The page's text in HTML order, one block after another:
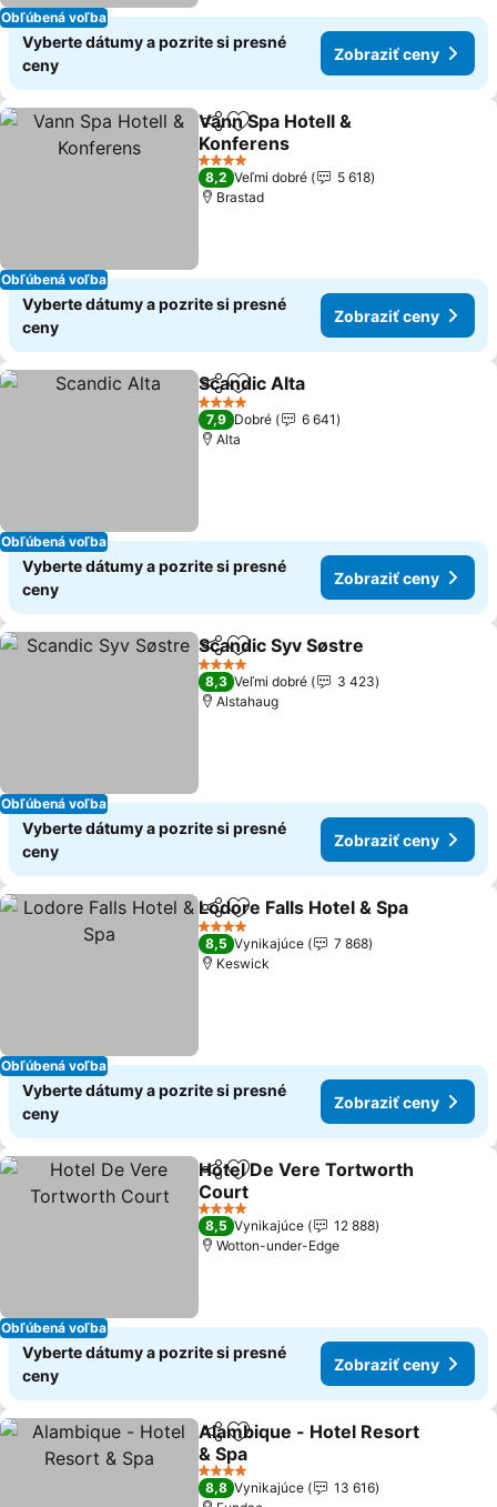
Obľúbená voľba
Vyberte dátumy a pozrite si presné
ceny
Zobraziť ceny
Obľúbená voľba
ZdieľaťPridať do obľúbených
Vann Spa Hotell &
Konferens
4 Počet hviezdičiek
8,2 Veľmi dobré
5 618
Brastad
Vyberte dátumy a pozrite si presné
ceny
Zobraziť ceny
Obľúbená voľba
ZdieľaťPridať do obľúbených
Scandic Alta
4 Počet hviezdičiek
7,9 Dobré
6 641
Alta
Vyberte dátumy a pozrite si presné
ceny
Zobraziť ceny
Obľúbená voľba
ZdieľaťPridať do obľúbených
Scandic Syv Søstre
4 Počet hviezdičiek
8,3 Veľmi dobré
3 423
Alstahaug
Vyberte dátumy a pozrite si presné
ceny
Zobraziť ceny
Obľúbená voľba
ZdieľaťPridať do obľúbených
Lodore Falls Hotel & Spa
4 Počet hviezdičiek
8,5 Vynikajúce
7 868
Keswick
Vyberte dátumy a pozrite si presné
ceny
Zobraziť ceny
Obľúbená voľba
ZdieľaťPridať do obľúbených
Hotel De Vere Tortworth
Court
4 Počet hviezdičiek
8,5 Vynikajúce
12 888
Wotton-under-Edge
Vyberte dátumy a pozrite si presné
ceny
Zobraziť ceny
ZdieľaťPridať do obľúbených
Alambique - Hotel Resort
& Spa
4 Počet hviezdičiek
8,8 Vynikajúce
13 616